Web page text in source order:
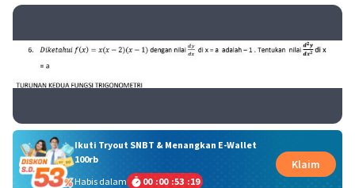
Ikuti Tryout SNBT & Menangkan E-Wallet
100rb
Habis dalam
00 :00 :53 :18
Klaim